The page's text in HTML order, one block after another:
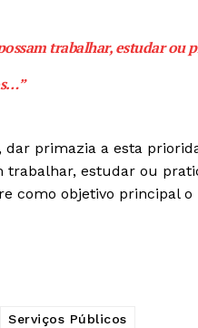
Europa
Grande Entrevista
trabalhar, estudar ou
primazia a esta
estudar ou
como objetivo principal
Serviços Públicos